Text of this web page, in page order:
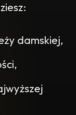
damskiej,